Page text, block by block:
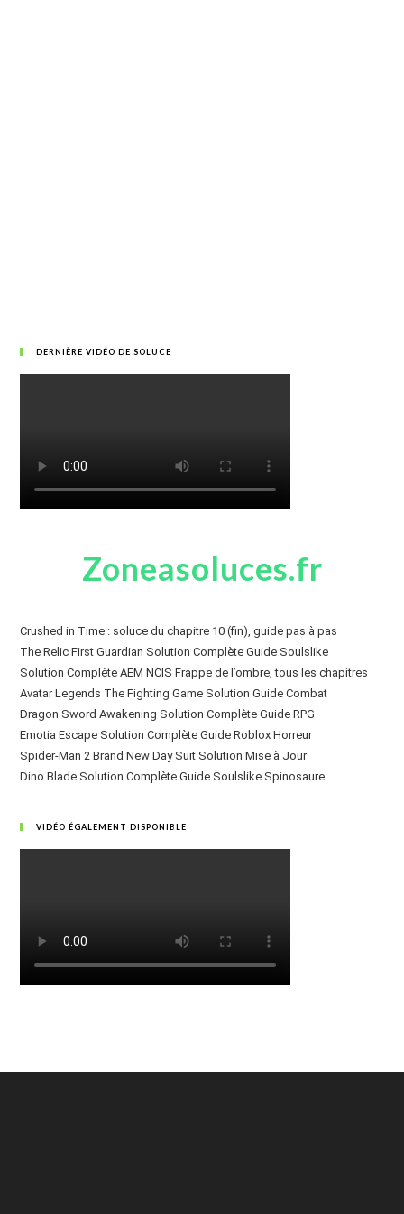
DERNIÈRE VIDÉO DE SOLUCE
Zoneasoluces.fr
Crushed in Time : soluce du chapitre 10 (fin), guide pas à pas
The Relic First Guardian Solution Complète Guide Soulslike
Solution Complète AEM NCIS Frappe de l’ombre, tous les chapitres
Avatar Legends The Fighting Game Solution Guide Combat
Dragon Sword Awakening Solution Complète Guide RPG
Emotia Escape Solution Complète Guide Roblox Horreur
Spider-Man 2 Brand New Day Suit Solution Mise à Jour
Dino Blade Solution Complète Guide Soulslike Spinosaure
VIDÉO ÉGALEMENT DISPONIBLE